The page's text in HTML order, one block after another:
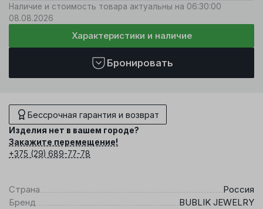
Наличие и стоимость товара актуальны на 06:30:00
08.08.2026
Характеристики и наличие
Бронировать
Бессрочная гарантия и возврат
Изделия нет в вашем городе?
Закажите перемещение!
+375 (29) 689-77-78
Страна
Россия
Бренд
BUBLIK JEWELRY